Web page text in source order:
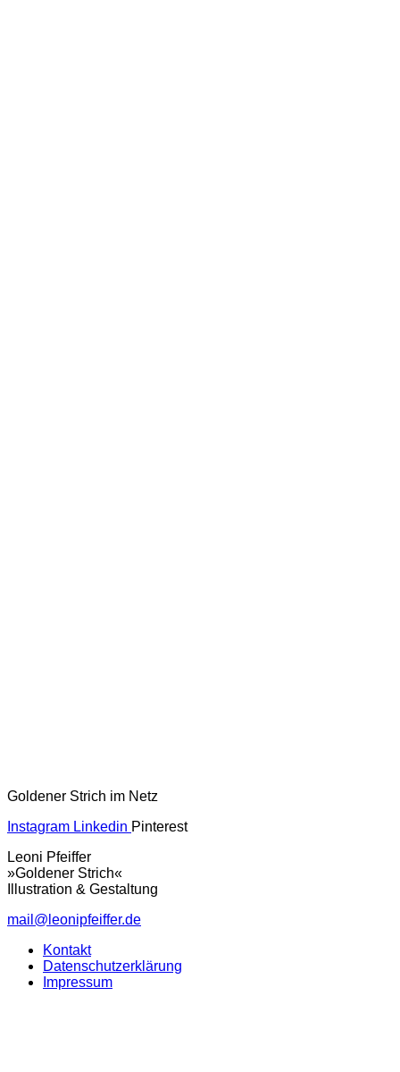
Goldener Strich im Netz
Instagram Linkedin Pinterest
Leoni Pfeiffer
»Goldener Strich«
Illustration & Gestaltung
mail@leonipfeiffer.de
Kontakt
Datenschutzerklärung
Impressum